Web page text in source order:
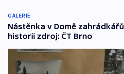
GALERIE
Nástěnka v Domě
historii zdroj: ČT Brno